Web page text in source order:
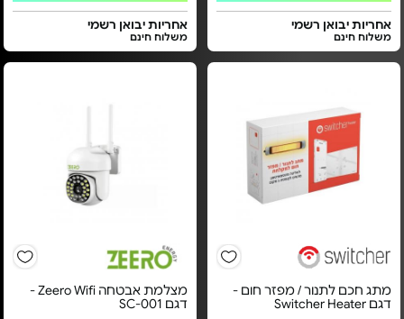
אחריות יבואן רשמי
משלוח חינם
אחריות יבואן רשמי
משלוח חינם
מתג חכם לתנור / מפזר חום -
דגם Switcher Heater
מצלמת אבטחה Zeero Wifi -
דגם SC-001